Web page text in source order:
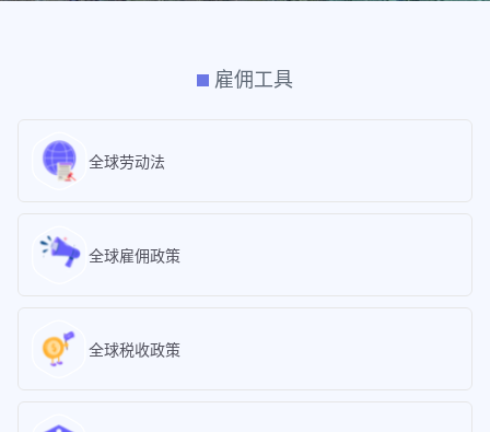
雇佣工具
全球劳动法
全球雇佣政策
全球税收政策